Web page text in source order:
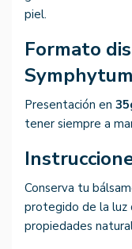
piel.
Formato
Presentación en
tener siempre a
Conserva tu
protegido de la luz
propiedades